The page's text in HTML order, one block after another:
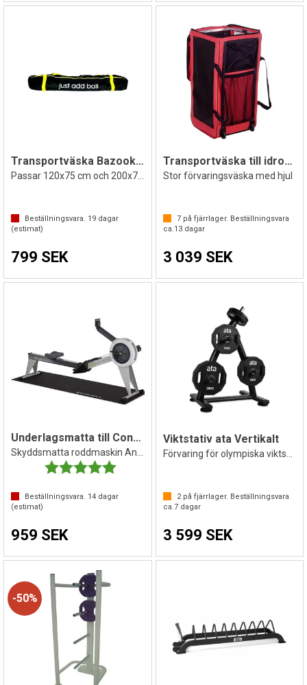
Transportväska BazookaGoal
Passar 120x75 cm och 200x75 cm
Beställningsvara. 19 dagar
(estimat)
799 SEK
Transportväska till idrottsmaterial
Stor förvaringsväska med hjul
7på fjärrlager. Beställningsvara
ca.13dagar
3 039 SEK
Underlagsmatta till Concept2 roddmaskin
Skyddsmatta roddmaskin Antiglid
Betyg:
5.0 utav 5 stjärnor
Beställningsvara. 14 dagar
(estimat)
959 SEK
Viktstativ ata Vertikalt
2på fjärrlager. Beställningsvara
ca.7dagar
3 599 SEK
50%